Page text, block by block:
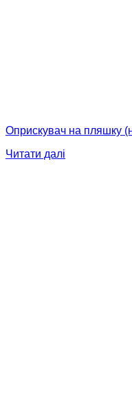
Оприскувач на пляшку
Читати далі